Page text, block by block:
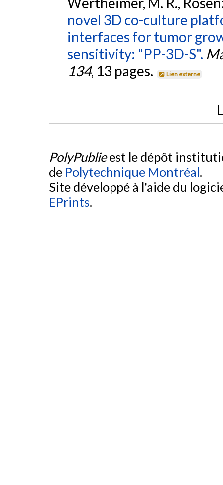
novel 3D co-culture
interfaces for tumor
sensitivity: "PP-3D-S".
134, 13 pages. Lien externe
PolyPublieest le dépôt
de Polytechnique Montréal.
Site développé à l'aide du
EPrints.